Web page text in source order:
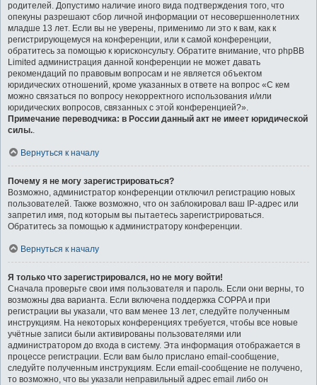
родителей. Допустимо наличие иного вида подтверждения того, что
опекуны разрешают сбор личной информации от несовершеннолетних
младше 13 лет. Если вы не уверены, применимо ли это к вам, как к
регистрирующемуся на конференции, или к самой конференции,
обратитесь за помощью к юрисконсульту. Обратите внимание, что phpBB
Limited администрация данной конференции не может давать
рекомендаций по правовым вопросам и не является объектом
юридических отношений, кроме указанных в ответе на вопрос «С кем
можно связаться по вопросу некорректного использования и/или
юридических вопросов, связанных с этой конференцией?».
Примечание переводчика: в России данный акт не имеет юридической
силы..
Вернуться к началу
Почему я не могу зарегистрироваться?
Возможно, администратор конференции отключил регистрацию новых
пользователей. Также возможно, что он заблокировал ваш IP-адрес или
запретил имя, под которым вы пытаетесь зарегистрироваться.
Обратитесь за помощью к администратору конференции.
Вернуться к началу
Я только что зарегистрировался, но не могу войти!
Сначала проверьте свои имя пользователя и пароль. Если они верны, то
возможны два варианта. Если включена поддержка COPPA и при
регистрации вы указали, что вам менее 13 лет, следуйте полученным
инструкциям. На некоторых конференциях требуется, чтобы все новые
учётные записи были активированы пользователями или
администратором до входа в систему. Эта информация отображается в
процессе регистрации. Если вам было прислано email-сообщение,
следуйте полученным инструкциям. Если email-сообщение не получено,
то возможно, что вы указали неправильный адрес email либо он